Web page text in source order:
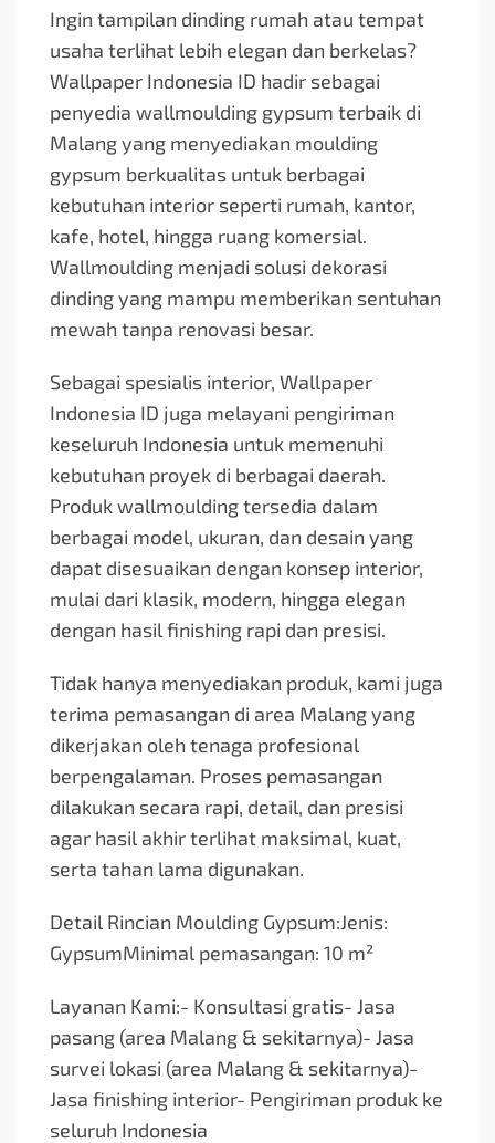
Ingin tampilan dinding rumah atau tempat
usaha terlihat lebih elegan dan berkelas?
Wallpaper Indonesia ID hadir sebagai
penyedia wallmoulding gypsum terbaik di
Malang yang menyediakan moulding
gypsum berkualitas untuk berbagai
kebutuhan interior seperti rumah, kantor,
kafe, hotel, hingga ruang komersial.
Wallmoulding menjadi solusi dekorasi
dinding yang mampu memberikan sentuhan
mewah tanpa renovasi besar.
Sebagai spesialis interior, Wallpaper
Indonesia ID juga melayani pengiriman
keseluruh Indonesia untuk memenuhi
kebutuhan proyek di berbagai daerah.
Produk wallmoulding tersedia dalam
berbagai model, ukuran, dan desain yang
dapat disesuaikan dengan konsep interior,
mulai dari klasik, modern, hingga elegan
dengan hasil finishing rapi dan presisi.
Tidak hanya menyediakan produk, kami juga
terima pemasangan di area Malang yang
dikerjakan oleh tenaga profesional
berpengalaman. Proses pemasangan
dilakukan secara rapi, detail, dan presisi
agar hasil akhir terlihat maksimal, kuat,
serta tahan lama digunakan.
Detail Rincian Moulding Gypsum:Jenis:
GypsumMinimal pemasangan: 10 m²
Layanan Kami:- Konsultasi gratis- Jasa
pasang (area Malang & sekitarnya)- Jasa
survei lokasi (area Malang & sekitarnya)-
Jasa finishing interior- Pengiriman produk ke
seluruh Indonesia